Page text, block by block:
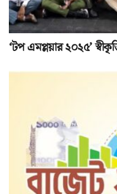
‘টপ এমপ্লয়ার ২০২৫’